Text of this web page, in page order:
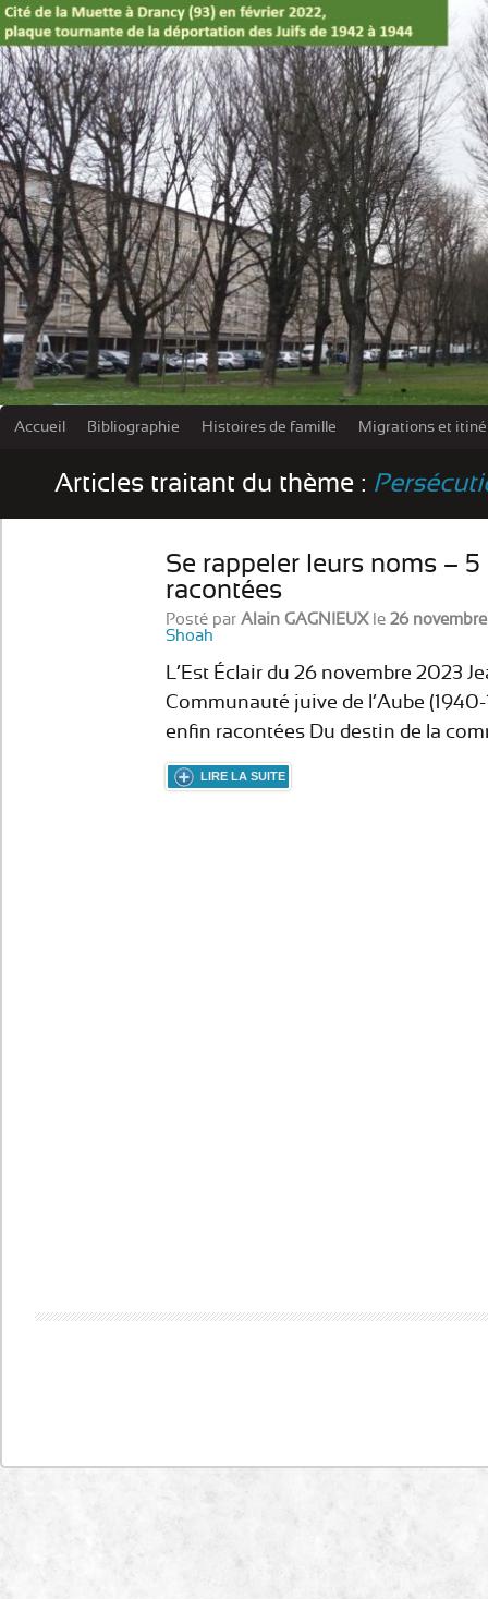
Accueil Bibliographie Histoires de famille Migrations et
Les
Articles traitant du thème :
Se rappeler leurs noms –
racontées
Posté par Alain GAGNIEUXle 26
Shoah
L’Est Éclair du 26 novembre 2023
Communauté juive de l’Aube
enfin racontées Du destin de la
LIRE LA SUITE